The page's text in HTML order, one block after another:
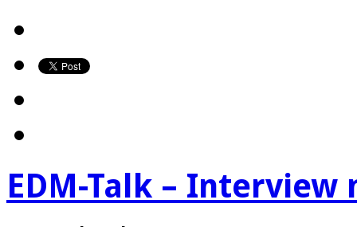
EDM-Talk – Interview